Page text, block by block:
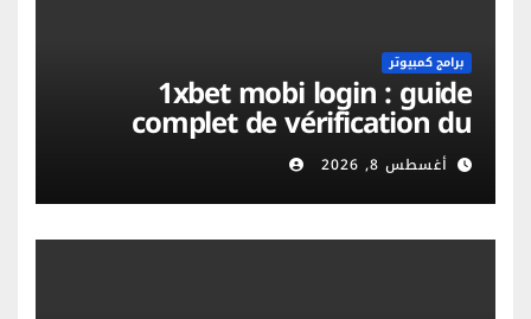
برامج كمبيوتر
1xbet mobi login : guide
complet de vérification du
compte et sécurité mobile
أغسطس 8, 2026